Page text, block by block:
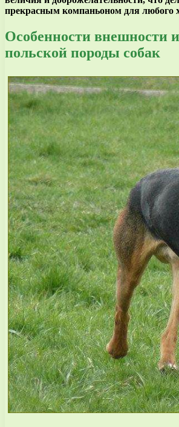
прекрасным компаньоном для любого
Особенности внешности
польской породы собак